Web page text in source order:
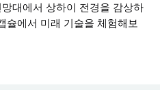
대에서 상하이 전경을 감상하
슐에서 미래 기술을 체험해보